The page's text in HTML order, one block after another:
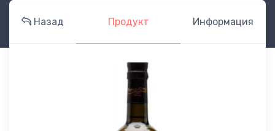
Назад Продукт Информация